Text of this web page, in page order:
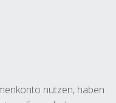
nutzen, haben